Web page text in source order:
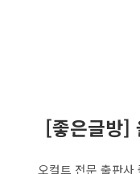
[좋은글방]
오컬트 전문 출판사